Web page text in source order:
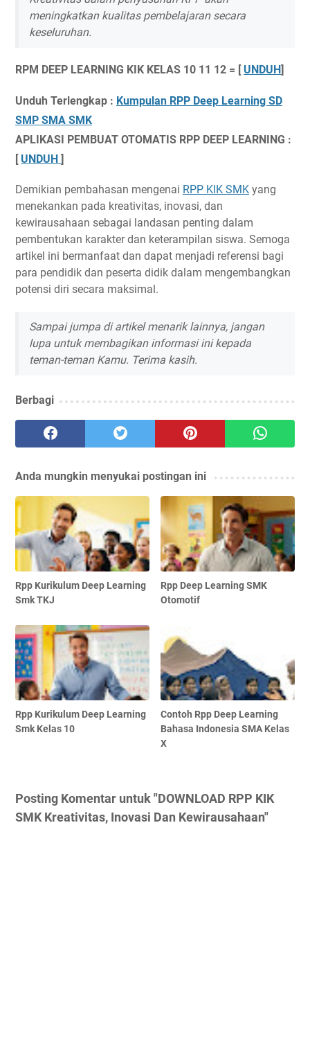
meningkatkan kualitas pembelajaran secara
keseluruhan.
RPM DEEP LEARNING KIK KELAS 10 11 12 = [ UNDUH]
Unduh Terlengkap : Kumpulan RPP Deep Learning SD
SMP SMA SMK
APLIKASI PEMBUAT OTOMATIS RPP DEEP LEARNING :
[ UNDUH ]
Demikian pembahasan mengenai RPP KIK SMK yang
menekankan pada kreativitas, inovasi, dan
kewirausahaan sebagai landasan penting dalam
pembentukan karakter dan keterampilan siswa. Semoga
artikel ini bermanfaat dan dapat menjadi referensi bagi
para pendidik dan peserta didik dalam mengembangkan
potensi diri secara maksimal.
Sampai jumpa di artikel menarik lainnya, jangan
lupa untuk membagikan informasi ini kepada
teman-teman Kamu. Terima kasih.
Berbagi
Anda mungkin menyukai postingan ini
Rpp Kurikulum Deep Learning
Smk TKJ
Rpp Deep Learning SMK
Otomotif
Rpp Kurikulum Deep Learning
Smk Kelas 10
Contoh Rpp Deep Learning
Bahasa Indonesia SMA Kelas
X
Posting Komentar untuk "DOWNLOAD RPP KIK
SMK Kreativitas, Inovasi Dan Kewirausahaan"